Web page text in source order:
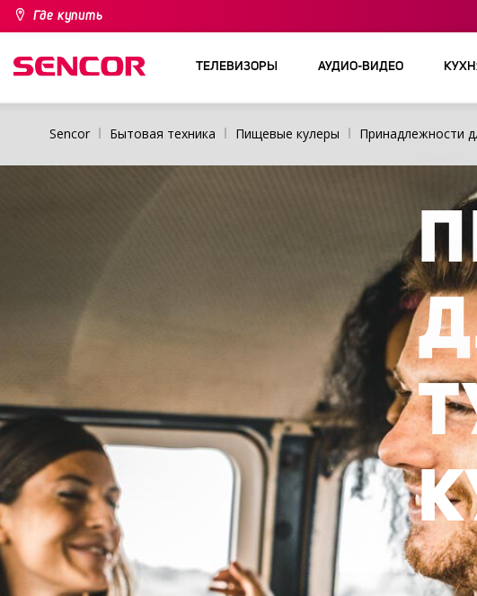
Где купить
ТЕЛЕВИЗОРЫ АУДИО-ВИДЕО
Sencor Бытовая техника Пищевые кулеры Принадлежности